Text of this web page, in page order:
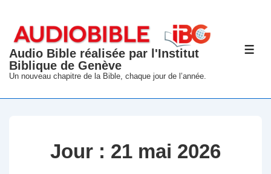
passer
contenu
principal
Audio Bible réalisée par l'Institut
Biblique de Genève
Un nouveau chapitre de la Bible, chaque jour de l’année.
Jour : 21 mai 2026